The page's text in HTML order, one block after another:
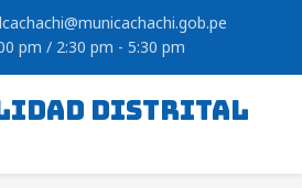
pm / 2:30 pm - 5:30 pm